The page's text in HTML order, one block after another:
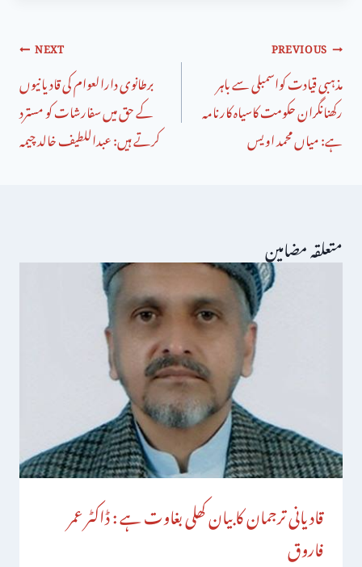
PREVIOUS
مذہبی قیادت کواسمبلی سے باہر
رکھنانگران حکومت کاسیاہ کارنامہ
ہے: میاں محمد اویس
NEXT
برطانوی دارالعوام کی قادیانیوں
کے حق میں سفارشات کو مسترد
کرتے ہیں: عبداللطیف خالد چیمہ
متعلقہ مضامین
قادیانی ترجمان کا بیان کھلی بغاوت ہے : ڈاکٹر عمر
فاروق